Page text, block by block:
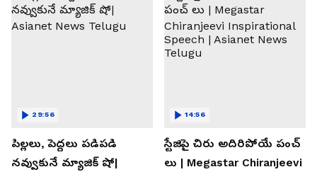
పిల్లలు, పెద్దలు పడిపడి
నవ్వుకునే మ్యాజిక్ షో|
29:56
స్టేజిపై చిరు అదిరిపోయే పంచ్
లు | Megastar Chiranjeevi
14:56